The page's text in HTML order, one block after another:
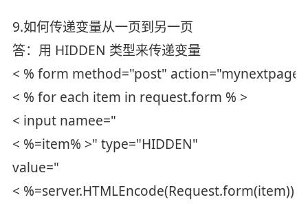
9.如何传递变量从一页到另一页
答：用 HIDDEN 类型来传递变量
< % form method="post"
< % for each item in request.form % >
< input namee="
< %=item% >" type="HIDDEN"
value="
< %=server.HTMLEncode(Request.form(item))